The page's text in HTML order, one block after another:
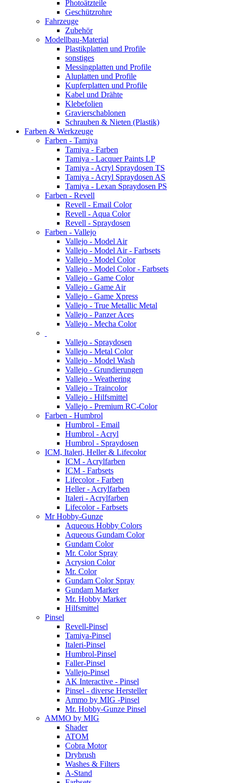
Photoätzteile
Geschützrohre
Fahrzeuge
Zubehör
Modellbau-Material
Plastikplatten und Profile
sonstiges
Messingplatten und Profile
Aluplatten und Profile
Kupferplatten und Profile
Kabel und Drähte
Klebefolien
Gravierschablonen
Schrauben & Nieten (Plastik)
Farben & Werkzeuge
Farben - Tamiya
Tamiya - Farben
Tamiya - Lacquer Paints LP
Tamiya - Acryl Spraydosen TS
Tamiya - Acryl Spraydosen AS
Tamiya - Lexan Spraydosen PS
Farben - Revell
Revell - Email Color
Revell - Aqua Color
Revell - Spraydosen
Farben - Vallejo
Vallejo - Model Air
Vallejo - Model Air - Farbsets
Vallejo - Model Color
Vallejo - Model Color - Farbsets
Vallejo - Game Color
Vallejo - Game Air
Vallejo - Game Xpress
Vallejo - True Metallic Metal
Vallejo - Panzer Aces
Vallejo - Mecha Color
Vallejo - Spraydosen
Vallejo - Metal Color
Vallejo - Model Wash
Vallejo - Grundierungen
Vallejo - Weathering
Vallejo - Traincolor
Vallejo - Hilfsmittel
Vallejo - Premium RC-Color
Farben - Humbrol
Humbrol - Email
Humbrol - Acryl
Humbrol - Spraydosen
ICM, Italeri, Heller & Lifecolor
ICM - Acrylfarben
ICM - Farbsets
Lifecolor - Farben
Heller - Acrylfarben
Italeri - Acrylfarben
Lifecolor - Farbsets
Mr Hobby-Gunze
Aqueous Hobby Colors
Aqueous Gundam Color
Gundam Color
Mr. Color Spray
Acrysion Color
Mr. Color
Gundam Color Spray
Gundam Marker
Mr. Hobby Marker
Hilfsmittel
Pinsel
Revell-Pinsel
Tamiya-Pinsel
Italeri-Pinsel
Humbrol-Pinsel
Faller-Pinsel
Vallejo-Pinsel
AK Interactive - Pinsel
Pinsel - diverse Hersteller
Ammo by MIG -Pinsel
Mr. Hobby-Gunze Pinsel
AMMO by MIG
Shader
ATOM
Cobra Motor
Drybrush
Washes & Filters
A-Stand